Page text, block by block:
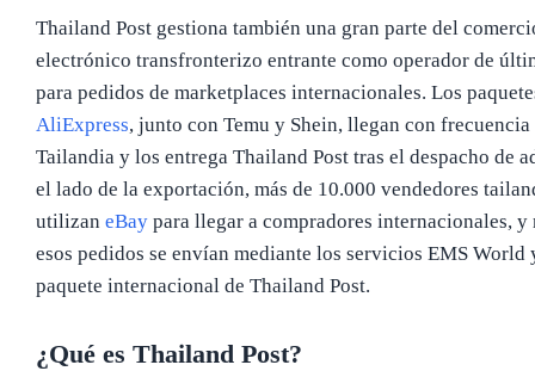
Thailand Post gestiona también una gran parte del
electrónico transfronterizo entrante como operador de
para pedidos de marketplaces internacionales. Los
AliExpress, junto con Temu y Shein, llegan con frecuencia
Tailandia y los entrega Thailand Post tras el despacho de
el lado de la exportación, más de 10.000 vendedores
utilizan eBaypara llegar a compradores internacionales, y
esos pedidos se envían mediante los servicios EMS World
paquete internacional de Thailand Post.
¿Qué es Thailand Post?